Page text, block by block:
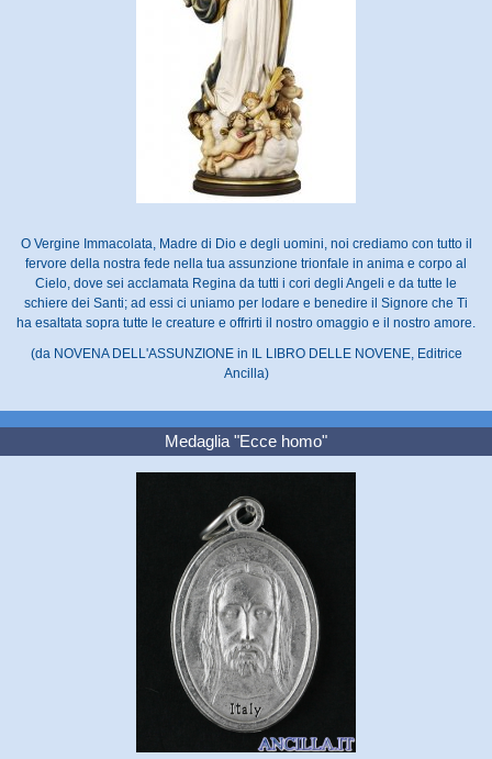
O Vergine Immacolata, Madre di Dio e degli uomini, noi crediamo con tutto il
fervore della nostra fede nella tua assunzione trionfale in anima e corpo al
Cielo, dove sei acclamata Regina da tutti i cori degli Angeli e da tutte le
schiere dei Santi; ad essi ci uniamo per lodare e benedire il Signore che Ti
ha esaltata sopra tutte le creature e offrirti il nostro omaggio e il nostro amore.
(da NOVENA DELL'ASSUNZIONE in IL LIBRO DELLE NOVENE, Editrice
Ancilla)
Medaglia "Ecce homo"